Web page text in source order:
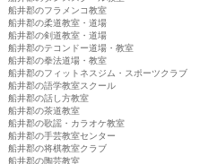
船井郡のフラメンコ教室
船井郡の柔道教室・道場
船井郡の剣道教室・道場
船井郡のテコンドー道場・教室
船井郡の拳法道場・教室
船井郡のフィットネスジム・スポーツクラブ
船井郡の語学教室スクール
船井郡の話し方教室
船井郡の茶道教室
船井郡の歌謡・カラオケ教室
船井郡の手芸教室センター
船井郡の将棋教室クラブ
船井郡の陶芸教室